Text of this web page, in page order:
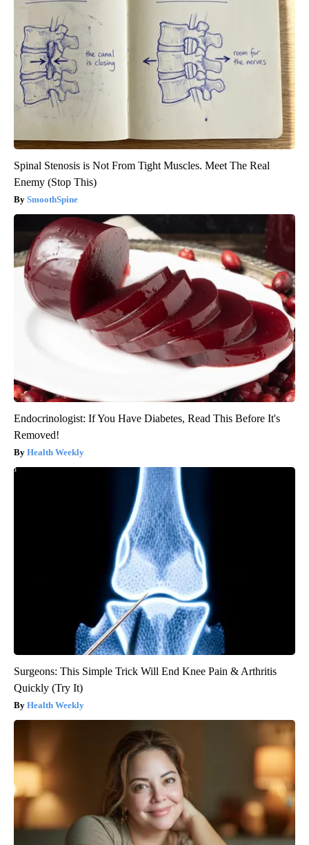
Spinal Stenosis is Not From Tight Muscles. Meet The Real
Enemy (Stop This)
SmoothSpine
Endocrinologist: If You Have Diabetes, Read This Before It's
Removed!
Health Weekly
Surgeons: This Simple Trick Will End Knee Pain & Arthritis
Quickly (Try It)
Health Weekly